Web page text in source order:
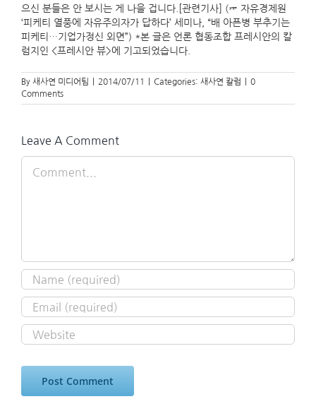
으신 분들은 안 보시는 게 나을 겁니다.[관련기사] (☞ 자유경제원
‘피케티 열풍에 자유주의자가 답하다’ 세미나, “배 아픈병 부추기는
피케티…기업가정신 외면”) *본 글은 언론 협동조합 프레시안의 칼
럼지인 <프레시안 뷰>에 기고되었습니다.
By 새사연 미디어팀 2014/07/11 Categories: 새사연 칼럼
0
Comments
Leave A Comment